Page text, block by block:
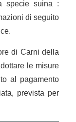
specie suina :
di seguito
di Carni della
le misure
al pagamento
prevista per